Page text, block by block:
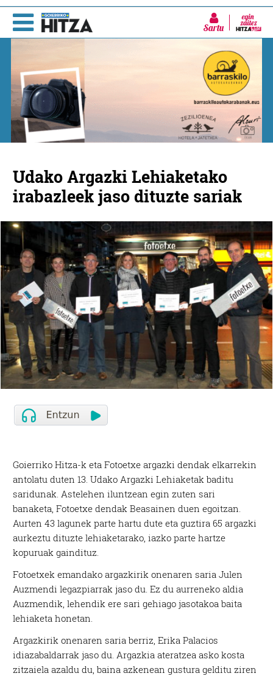
Sartu
Udako Argazki Lehiaketako
irabazleek jaso dituzte sariak
Goierriko Hitza-k eta Fotoetxe argazki dendak elkarrekin
antolatu duten 13. Udako Argazki Lehiaketak baditu
saridunak. Astelehen iluntzean egin zuten sari
banaketa, Fotoetxe dendak Beasainen duen egoitzan.
Aurten 43 lagunek parte hartu dute eta guztira 65 argazki
aurkeztu dituzte lehiaketarako, iazko parte hartze
kopuruak gaindituz.
Fotoetxek emandako argazkirik onenaren saria Julen
Auzmendi legazpiarrak jaso du. Ez du aurreneko aldia
Auzmendik, lehendik ere sari gehiago jasotakoa baita
lehiaketa honetan.
Argazkirik onenaren saria berriz, Erika Palacios
idiazabaldarrak jaso du. Argazkia ateratzea asko kosta
zitzaiela azaldu du, baina azkenean gustura gelditu ziren